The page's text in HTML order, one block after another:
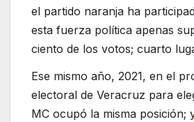
el partido naranja ha
esta fuerza política apenas
ciento de los votos; cuarto
Ese mismo año, 2021, en el
electoral de Veracruz para
MC ocupó la misma posición;